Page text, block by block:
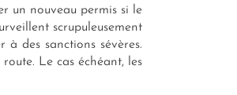
un nouveau permis si le
scrupuleusement
des sanctions sévères.
Le cas échéant, les